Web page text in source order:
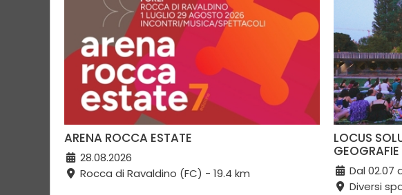
ARENA ROCCA ESTATE
28.08.2026
Rocca di Ravaldino (FC) - 19.4 km
LOCUS
Dal 02.07
Diversi